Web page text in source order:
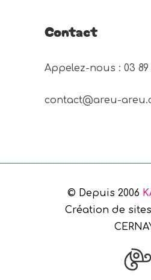
Contact
Appelez-nous : 03 89
contact@areu-
© Depuis 2006
Création de